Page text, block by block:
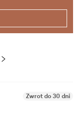
Zwrot do 30 dni